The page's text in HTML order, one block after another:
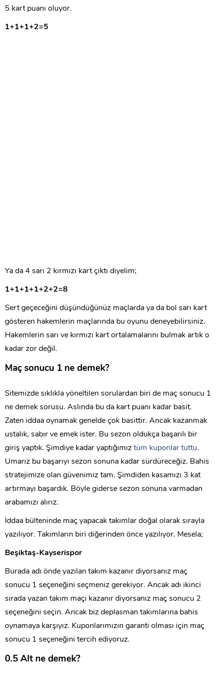
5 kart puanı oluyor.
1+1+1+2=5
Ya da 4 sarı 2 kırmızı kart çıktı diyelim;
1+1+1+1+2+2=8
Sert geçeceğini düşündüğünüz maçlarda ya da bol sarı kart
gösteren hakemlerin maçlarında bu oyunu deneyebilirsiniz.
Hakemlerin sarı ve kırmızı kart ortalamalarını bulmak artık o
kadar zor değil.
Maç sonucu 1 ne demek?
Sitemizde sıklıkla yöneltilen sorulardan biri de maç sonucu 1
ne demek sorusu. Aslında bu da kart puanı kadar basit.
Zaten iddaa oynamak genelde çok basittir. Ancak kazanmak
ustalık, sabır ve emek ister. Bu sezon oldukça başarılı bir
giriş yaptık. Şimdiye kadar yaptığımız tüm kuponlar tuttu.
Umarız bu başarıyı sezon sonuna kadar sürdüreceğiz. Bahis
stratejimize olan güvenimiz tam. Şimdiden kasamızı 3 kat
artırmayı başardık. Böyle giderse sezon sonuna varmadan
arabamızı alırız.
İddaa bülteninde maç yapacak takımlar doğal olarak sırayla
yazılıyor. Takımların biri diğerinden önce yazılıyor. Mesela;
Beşiktaş-Kayserispor
Burada adı önde yazılan takım kazanır diyorsanız maç
sonucu 1 seçeneğini seçmeniz gerekiyor. Ancak adı ikinci
sırada yazan takım maçı kazanır diyorsanız maç sonucu 2
seçeneğini seçin. Ancak biz deplasman takımlarına bahis
oynamaya karşıyız. Kuponlarımızın garanti olması için maç
sonucu 1 seçeneğini tercih ediyoruz.
0.5 Alt ne demek?